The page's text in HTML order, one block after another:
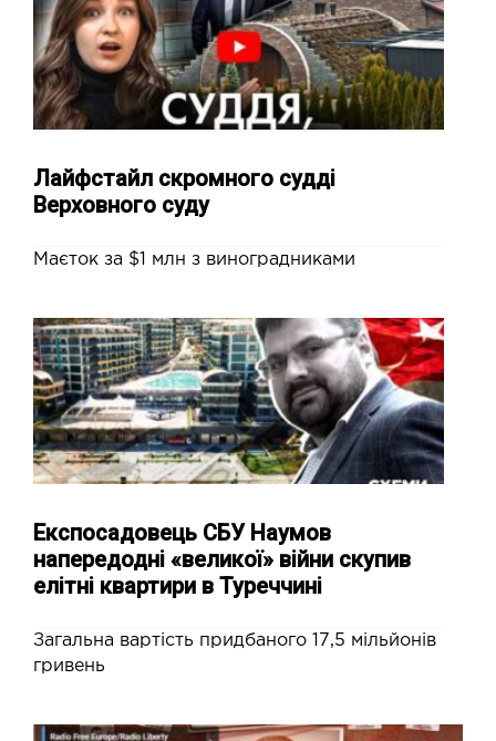
Лайфстайл скромного судді
Верховного суду
Маєток за $1 млн з виноградниками
Експосадовець СБУ Наумов
напередодні «великої» війни скупив
елітні квартири в Туреччині
Загальна вартість придбаного 17,5 мільйонів
гривень